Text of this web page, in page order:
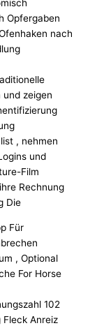
Opfergaben
nach
und zeigen
, nehmen
und
Film
Rechnung
Die
Für
, Optional
For Horse
102
Fleck Anreiz